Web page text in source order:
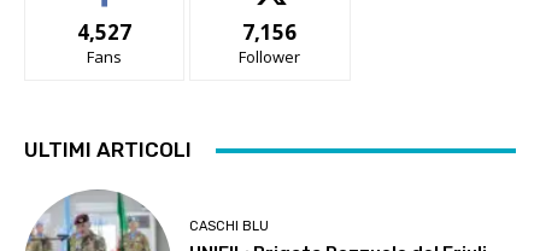
4,527
Fans
7,156
Follower
ULTIMI ARTICOLI
CASCHI BLU